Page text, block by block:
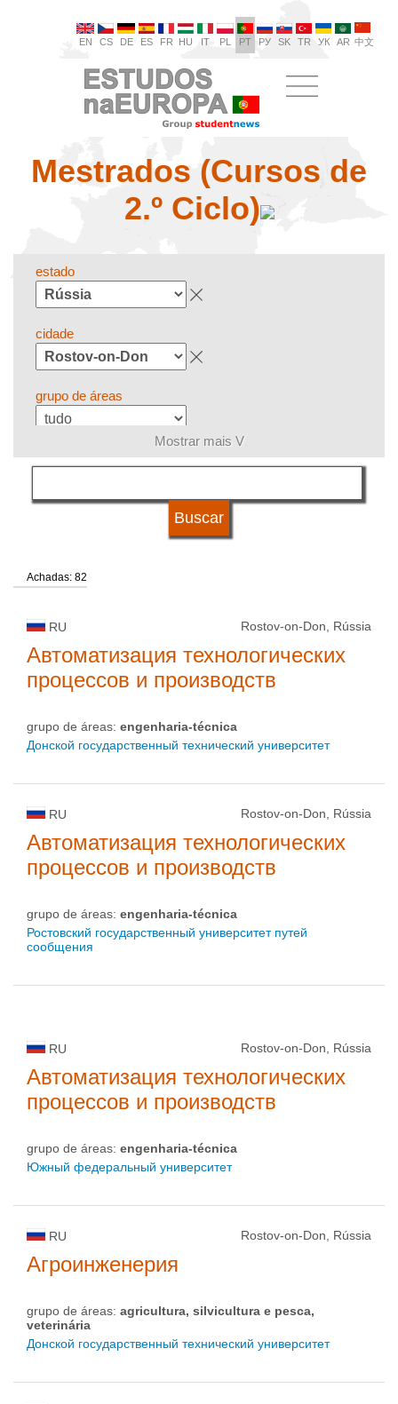
EN CS DE ES FR HU IT PL PT РУ SK TR УК AR 中文
Mestrados (Cursos de
2.º Ciclo)
estado
cidade
grupo de áreas
língua
status de universidade
Mostrar mais V
Achadas: 82
RU Rostov-on-Don, Rússia
Автоматизация технологических
процессов и производств
grupo de áreas: engenharia-técnica
Донской государственный технический университет
RU Rostov-on-Don, Rússia
Автоматизация технологических
процессов и производств
grupo de áreas: engenharia-técnica
Ростовский государственный университет путей
сообщения
RU Rostov-on-Don, Rússia
Автоматизация технологических
процессов и производств
grupo de áreas: engenharia-técnica
Южный федеральный университет
RU Rostov-on-Don, Rússia
Агроинженерия
grupo de áreas: agricultura, silvicultura e pesca,
veterinária
Донской государственный технический университет